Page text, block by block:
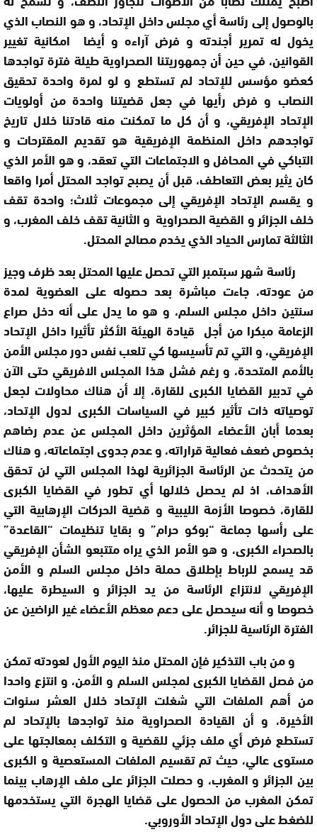
بالوصول إلى رئاسة أي مجلس داخل الإتحاد، و هو النصاب الذي
يخول له تمرير أجندته و فرض آراءه و أيضا امكانية تغيير
القوانين، في حين أن جمهوريتنا الصحراوية طيلة فترة تواجدها
كعضو مؤسس للإتحاد لم تستطع و لو لمرة واحدة تحقيق
النصاب و فرض رأيها في جعل قضيتنا واحدة من أولويات
الإتحاد الإفريقي، و أن كل ما تمكنت منه قادتنا خلال تاريخ
تواجدهم داخل المنظمة الإفريقية هو تقديم المقترحات و
التباكي في المحافل و الاجتماعات التي تعقد، و هو الأمر الذي
كان يثير بعض التعاطف، قبل أن يصبح تواجد المحتل أمرا واقعا
و يقسم الإتحاد الإفريقي إلى مجموعات ثلاث؛ واحدة تقف
خلف الجزائر و القضية الصحراوية و الثانية تقف خلف المغرب، و
الثالثة تمارس الحياد الذي يخدم مصالح المحتل.
رئاسة شهر سبتمبر التي تحصل عليها المحتل بعد ظرف وجيز
من عودته، جاءت مباشرة بعد حصوله على العضوية لمدة
سنتين داخل مجلس السلم، و هو ما يدل على أنه دخل صراع
الزعامة مبكرا من أجل قيادة الهيئة الأكثر تأثيرا داخل الإتحاد
الإفريقي، و التي تم تأسيسها كي تلعب نفس دور مجلس الأمن
بالأمم المتحدة، و رغم فشل هذا المجلس الافريقي حتى الآن
في تدبير القضايا الكبرى للقارة، إلا أن هناك محاولات لجعل
توصياته ذات تأثير كبير في السياسات الكبرى لدول الإتحاد،
بعدما أبان الأعضاء المؤثرين داخل المجلس عن عدم رضاهم
بخصوص ضعف فعالية قراراته، و عدم جدوى اجتماعاته، و هناك
من يتحدث عن الرئاسة الجزائرية لهذا المجلس التي لن تحقق
الأهداف، اذ لم يحصل خلالها أي تطور في القضايا الكبرى
للقارة، خصوصا الأزمة الليبية و قضية الحركات الإرهابية التي
على رأسها جماعة “بوكو حرام” و بقايا تنظيمات “القاعدة”
بالصحراء الكبرى، و هو الأمر الذي يراه متتبعو الشأن الإفريقي
قد يسمح للرباط بإطلاق حملة داخل مجلس السلم و الأمن
الإفريقي لانتزاع الرئاسة من يد الجزائر و السيطرة عليها،
خصوصا و أنه سيحصل على دعم معظم الأعضاء غير الراضين عن
الفترة الرئاسية للجزائر.
و من باب التذكير فإن المحتل منذ اليوم الأول لعودته تمكن
من فصل القضايا الكبرى لمجلس السلم و الأمن، و انتزع واحدا
من أهم الملفات التي شغلت الإتحاد خلال العشر سنوات
الأخيرة، و أن القيادة الصحراوية منذ تواجدها بالإتحاد لم
تستطع فرض أي ملف جزئي للقضية و التكلف بمعالجتها على
مستوى عالي، حيث تم تقسيم الملفات المستعصية و الكبرى
بين الجزائر و المغرب، و حصلت الجزائر على ملف الإرهاب بينما
تمكن المغرب من الحصول على قضايا الهجرة التي يستخدمها
للضغط على دول الإتحاد الأوروبي.